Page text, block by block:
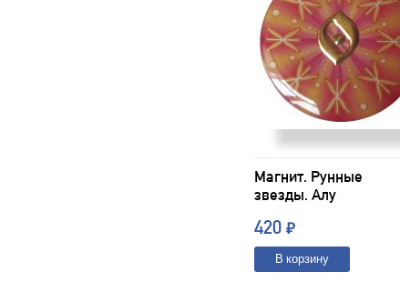
Магнит. Рунные
звезды. Алу
420 ₽
В корзину